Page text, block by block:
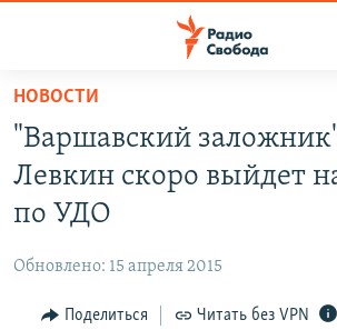
упрощенного
доступа
Вернуться
основному
Вернутся
ПРОГРАММЫ
ПОДКАСТЫ
АВТОРСКИЕ ПРОЕКТЫ
МНЕНИЯ
КУЛЬТУРА
НОВОСТИ
"Варшавский
Левкин скоро выйдет
по УДО
Обновлено: 15 апреля 2015
Поделиться Читать без VPN